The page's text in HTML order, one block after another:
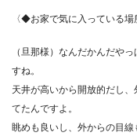
〈◆お家で気に入っている場
（旦那様）なんだかんだや
すね。
天井が高いから開放的だし
てたんですよ。
眺めも良いし、外からの目